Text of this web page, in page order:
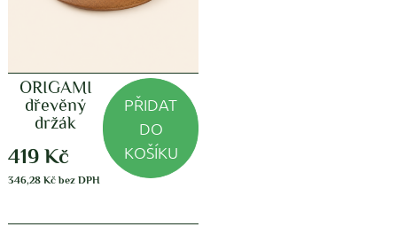
ORIGAMI
dřevěný
držák
419 Kč
346,28 Kčbez DPH
PŘIDAT
DO
KOŠÍKU